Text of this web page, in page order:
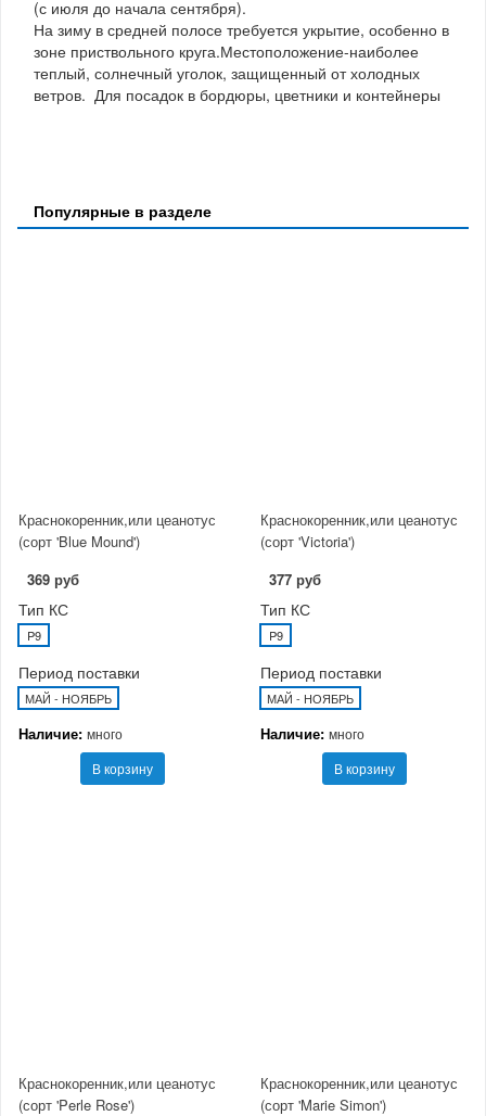
(с июля до начала сентября).
На зиму в средней полосе требуется укрытие, особенно в
зоне приствольного круга.Местоположение-наиболее
теплый, солнечный уголок, защищенный от холодных
ветров. Для посадок в бордюры, цветники и контейнеры
Популярные в разделе
Краснокоренник,или цеанотус
(сорт 'Blue Mound')
369 руб
Тип КС
P9
Период поставки
МАЙ - НОЯБРЬ
Наличие: много
В корзину
Краснокоренник,или цеанотус
(сорт 'Victoria')
377 руб
Тип КС
P9
Период поставки
МАЙ - НОЯБРЬ
Наличие: много
В корзину
Краснокоренник,или цеанотус
(сорт 'Perle Rose')
Краснокоренник,или цеанотус
(сорт 'Marie Simon')